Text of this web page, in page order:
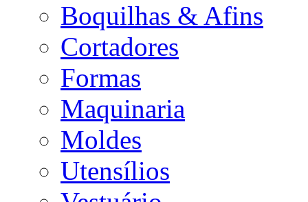
Boquilhas & Afins
Cortadores
Formas
Maquinaria
Moldes
Utensílios